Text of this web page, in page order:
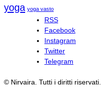
yoga yoga vasto
RSS
Facebook
Instagram
Twitter
Telegram
© Nirvaira. Tutti i diritti riservati.